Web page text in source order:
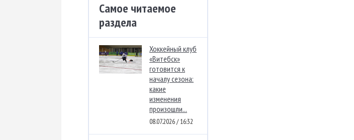
Самое читаемое
раздела
Хоккейный клуб
«Витебск»
готовится к
началу сезона:
какие
изменения
произошли...
08.07.2026 / 16:32